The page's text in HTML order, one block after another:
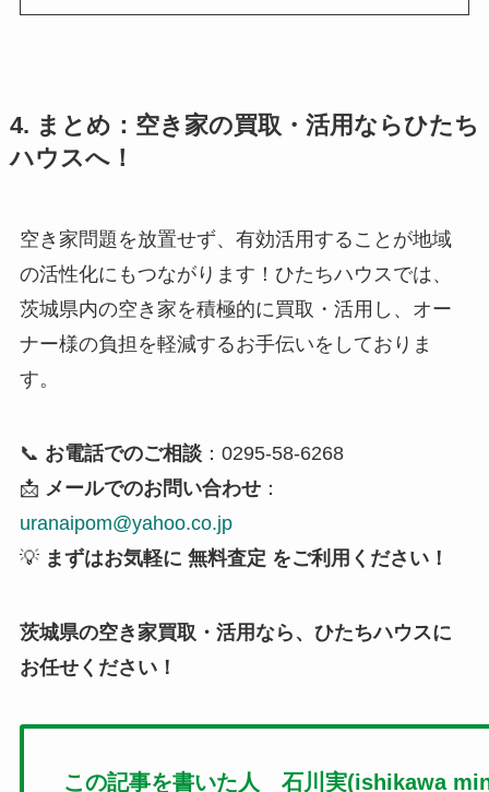
4. まとめ：空き家の買取・活用ならひたち
ハウスへ！
空き家問題を放置せず、有効活用することが地域
の活性化にもつながります！ひたちハウスでは、
茨城県内の空き家を積極的に買取・活用し、オー
ナー様の負担を軽減するお手伝いをしておりま
す。
📞 お電話でのご相談：0295-58-6268
📩 メールでのお問い合わせ：
uranaipom@yahoo.co.jp
💡 まずはお気軽に 無料査定 をご利用ください！
茨城県の空き家買取・活用なら、ひたちハウスに
お任せください！
この記事を書いた人 石川実(ishikawa